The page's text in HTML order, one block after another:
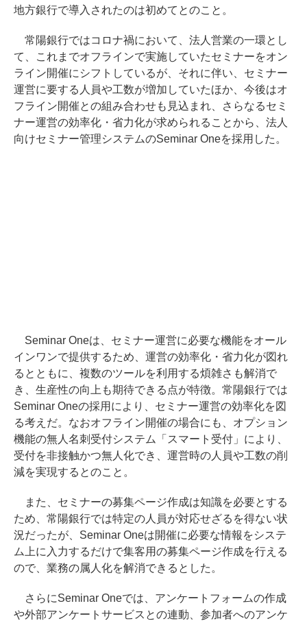
地方銀行で導入されたのは初めてとのこと。
常陽銀行ではコロナ禍において、法人営業の一環とし
て、これまでオフラインで実施していたセミナーをオン
ライン開催にシフトしているが、それに伴い、セミナー
運営に要する人員や工数が増加していたほか、今後はオ
フライン開催との組み合わせも見込まれ、さらなるセミ
ナー運営の効率化・省力化が求められることから、法人
向けセミナー管理システムのSeminar Oneを採用した。
Seminar Oneは、セミナー運営に必要な機能をオール
インワンで提供するため、運営の効率化・省力化が図れ
るとともに、複数のツールを利用する煩雑さも解消で
き、生産性の向上も期待できる点が特徴。常陽銀行では
Seminar Oneの採用により、セミナー運営の効率化を図
る考えだ。なおオフライン開催の場合にも、オプション
機能の無人名刺受付システム「スマート受付」により、
受付を非接触かつ無人化でき、運営時の人員や工数の削
減を実現するとのこと。
また、セミナーの募集ページ作成は知識を必要とする
ため、常陽銀行では特定の人員が対応せざるを得ない状
況だったが、Seminar Oneは開催に必要な情報をシステ
ム上に入力するだけで集客用の募集ページ作成を行える
ので、業務の属人化を解消できるとした。
さらにSeminar Oneでは、アンケートフォームの作成
や外部アンケートサービスとの連動、参加者へのアンケ